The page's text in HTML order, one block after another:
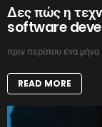
Δες πώς η
software
πριν περίπου ένα μήνα
READ MORE